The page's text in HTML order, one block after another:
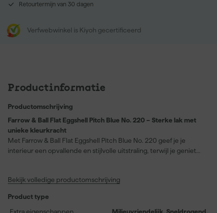
Retourtermijn van 30 dagen
Verfwebwinkel is Kiyoh gecertificeerd
Productinformatie
Productomschrijving
Farrow & Ball Flat Eggshell Pitch Blue No. 220 – Sterke lak met
unieke kleurkracht
Met Farrow & Ball Flat Eggshell Pitch Blue No. 220 geef je je
interieur een opvallende en stijlvolle uitstraling, terwijl je geniet
keukenkastjes en badkamermeubelen. Dankzij de uitstekende
moeiteloos schoon en behouden ze langer hun frisse uitstraling.
De unieke samenstelling levert vanaf dag één uitzonderlijke
Bekijk volledige productomschrijving
Product type